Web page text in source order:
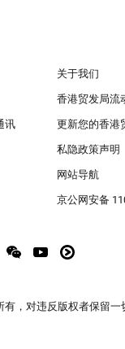
关于我们
香港贸发局流
讯 更新您的香港
私隐政策声明
网站导航
京公网安备
，对违反版权者保留一